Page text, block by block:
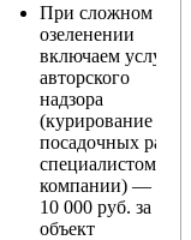
При сложном
озеленении
включаем услугу
авторского
надзора
(курирование
посадочных работ
специалистом
компании) — от
10 000 руб. за
объект